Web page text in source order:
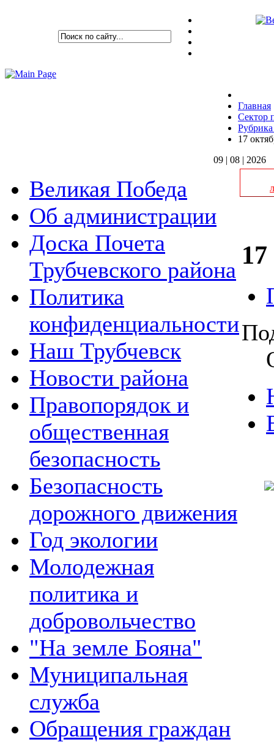
Главная
Сектор
17
09 | 08 | 2026
Великая Победа
Об администрации
Доска Почета
Трубчевского района
Политика
конфиденциальности
Наш Трубчевск
Новости района
Правопорядок и
общественная
безопасность
Безопасность
дорожного движения
Год экологии
Молодежная
политика и
добровольчество
"На земле Бояна"
Муниципальная
служба
Обращения граждан